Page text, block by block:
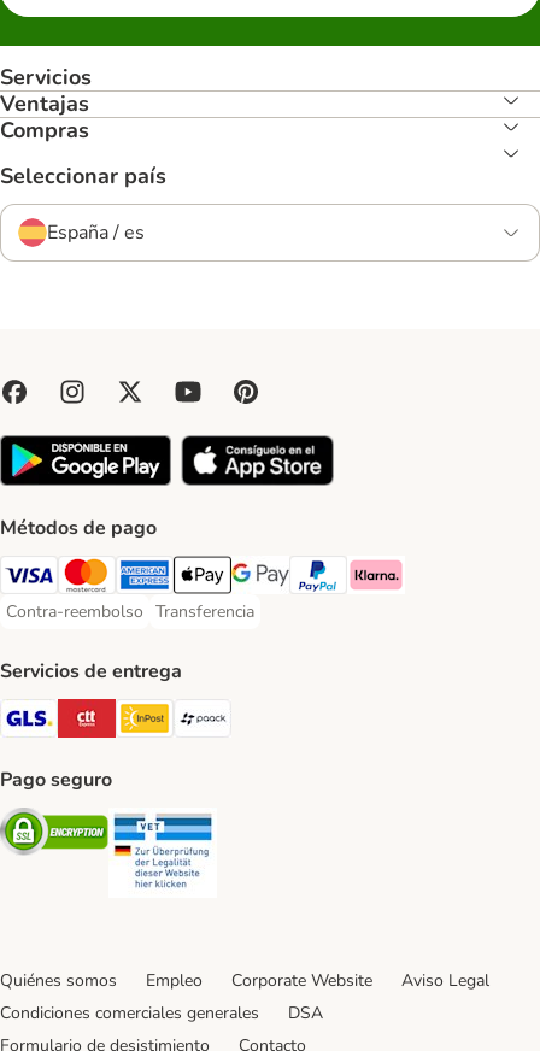
Servicios
Ventajas
Compras
Seleccionar país
España / es
Métodos de pago
Visa Payment Method
Mastercard Payment Method
American Express Payment Method
Apple Pay Payment Method
Google Pay Payment Method
PayPal Payment Method
Klarna Payment Method
Contra-reembolso
Contra-reembolso Payment Method
Transferencia
Transferencia Payment Method
Servicios de entrega
GLS Shipping Method
CTTExpress Shipping Method
InPost Shipping Method
paack Shipping Method
Pago seguro
Security
Quiénes somos Empleo Corporate Website
Aviso Legal
Condiciones comerciales generales
DSA
Formulario de desistimiento
Contacto